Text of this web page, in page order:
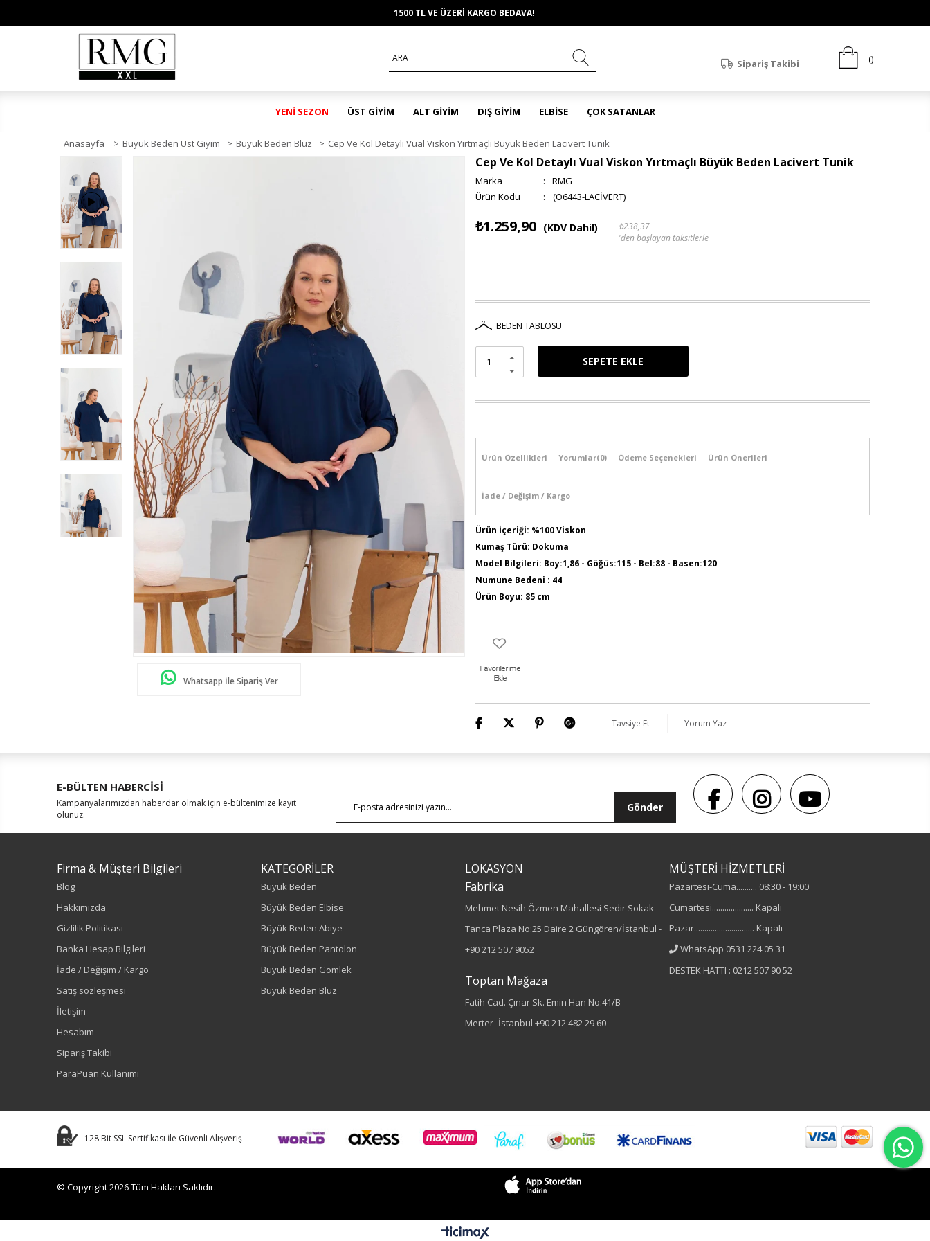
1500 TL VE ÜZERİ KARGO BEDAVA!
Sipariş Takibi
YENİ SEZON ÜST GİYİM ALT GİYİM DIŞ GİYİM ELBİSE ÇOK SATANLAR
Anasayfa > Büyük Beden Üst Giyim > Büyük Beden Bluz > Cep Ve Kol Detaylı Vual Viskon Yırtmaçlı Büyük Beden Lacivert Tunik
Whatsapp İle Sipariş Ver
Cep Ve Kol Detaylı Vual Viskon Yırtmaçlı Büyük Beden Lacivert Tunik
Marka :
RMG
(O6443-LACİVERT)
₺1.259,90 (KDV Dahil)
₺238,37
'den başlayan taksitlerle
BEDEN TABLOSU
Ürün Özellikleri Yorumlar(0) Ödeme Seçenekleri Ürün Önerileri
İade / Değişim / Kargo
Ürün İçeriği: %100 Viskon
Kumaş Türü: Dokuma
Model Bilgileri: Boy:1,86 - Göğüs:115 - Bel:88 - Basen:120
Numune Bedeni : 44
Ürün Boyu: 85 cm
Sezon : YAZLIK
Renk
Sezon
Tavsiye Et Yorum Yaz
E-BÜLTEN HABERCİSİ
Kampanyalarımızdan haberdar olmak için e-bültenimize kayıt
olunuz.
Gönder
Firma & Müşteri Bilgileri
Blog
Hakkımızda
Gizlilik Politikası
Banka Hesap Bilgileri
İade / Değişim / Kargo
Satış sözleşmesi
İletişim
Hesabım
Sipariş Takibi
ParaPuan Kullanımı
KATEGORİLER
Büyük Beden
Büyük Beden Elbise
Büyük Beden Abiye
Büyük Beden Pantolon
Büyük Beden Gömlek
Büyük Beden Bluz
LOKASYON
Fabrika
Mehmet Nesih Özmen Mahallesi Sedir Sokak
Tanca Plaza No:25 Daire 2 Güngören/İstanbul -
+90 212 507 9052
Toptan Mağaza
Fatih Cad. Çınar Sk. Emin Han No:41/B
Merter- İstanbul +90 212 482 29 60
MÜŞTERİ HİZMETLERİ
Pazartesi-Cuma.......... 08:30 - 19:00
Cumartesi.................... Kapalı
Pazar............................. Kapalı
WhatsApp 0531 224 05 31
DESTEK HATTI : 0212 507 90 52
128 Bit SSL Sertifikası İle Güvenli Alışveriş
© Copyright 2026 Tüm Hakları Saklıdır.